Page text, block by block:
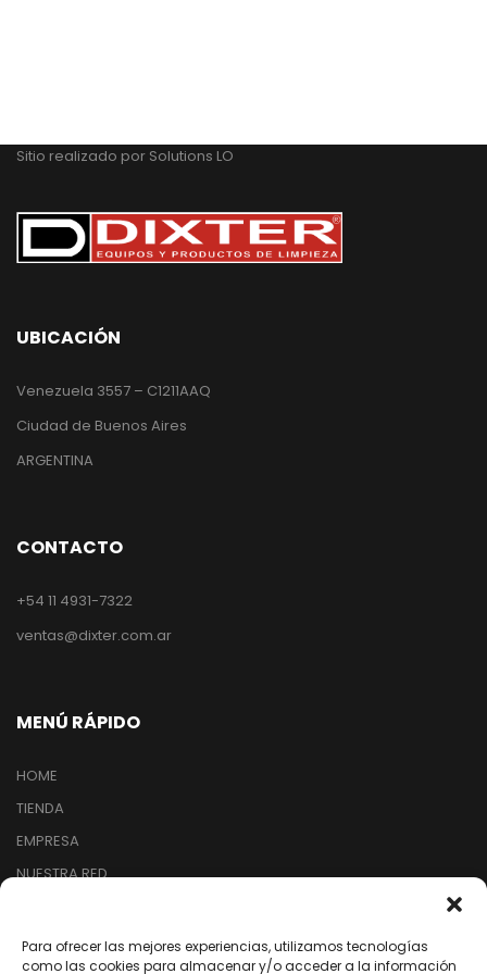
Para ofrecer las mejores experiencias, utilizamos tecnologías
como las cookies para almacenar y/o acceder a la información
Sitio realizado por Solutions LO
UBICACIÓN
Venezuela 3557 – C1211AAQ
Ciudad de Buenos Aires
ARGENTINA
CONTACTO
+54 11 4931-7322
ventas@dixter.com.ar
MENÚ RÁPIDO
HOME
TIENDA
EMPRESA
NUESTRA RED